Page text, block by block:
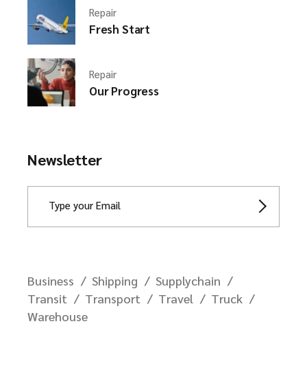
Repair
Fresh Start
Repair
Our Progress
Newsletter
Business Shipping
Supplychain
Transit
Transport Travel
Truck
Warehouse